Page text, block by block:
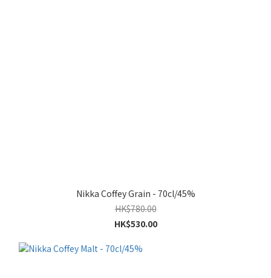
Nikka Coffey Grain - 70cl/45%
HK$780.00
HK$530.00